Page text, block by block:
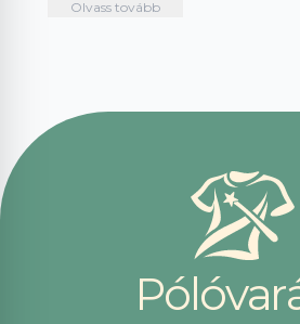
használni.
fogok innen
Olvass tovább
Pólóvar